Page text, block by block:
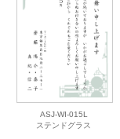
この見本で申し込む